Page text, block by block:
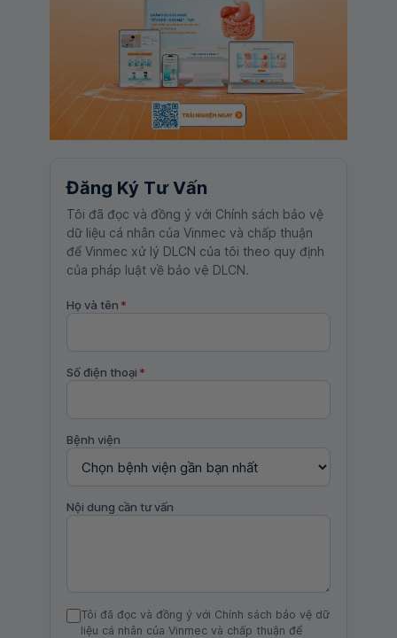
Đăng Ký Tư Vấn
Tôi đã đọc và đồng ý với Chính sách bảo vệ
dữ liệu cá nhân của Vinmec và chấp thuận
để Vinmec xử lý DLCN của tôi theo quy định
của pháp luật về bảo vệ DLCN.
Họ và tên *
Số điện thoại *
Bệnh viện
Nội dung cần tư vấn
Tôi đã đọc và đồng ý với Chính sách bảo vệ dữ
liệu cá nhân của Vinmec và chấp thuận để